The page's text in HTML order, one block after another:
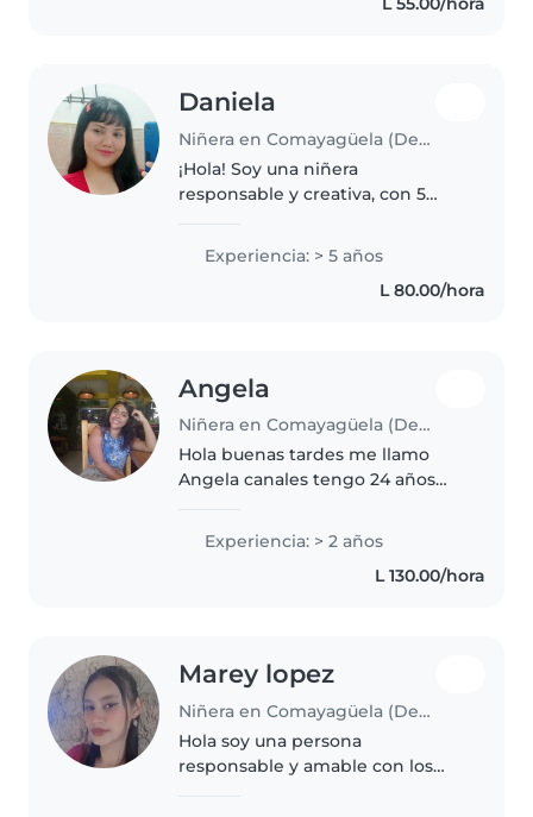
en confianza y bien a los..
Daniela
Niñera en Comayagüela (Departamento de Francisco Morazán)
¡Hola! Soy una niñera
responsable y creativa, con 5
preescolares. Me encanta
dibujar, leer cuentos, hacer
Experiencia: > 5 años
L 80.00/hora
Angela
Niñera en Comayagüela (Departamento de Francisco Morazán)
Hola buenas tardes me llamo
Angela canales tengo 24 años
la universidad pedagógica tengo
experiencia cuidando niños y me
encantan los niños soy paciente..
Experiencia: > 2 años
L 130.00/hora
Marey lopez
Niñera en Comayagüela (Departamento de Francisco Morazán)
Hola soy una persona
responsable y amable con los